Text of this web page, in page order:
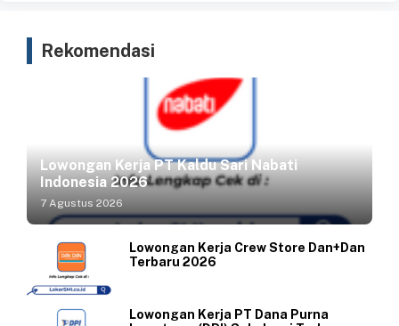
Rekomendasi
Lowongan Kerja PT Kaldu Sari Nabati
Indonesia 2026
7 Agustus 2026
Lowongan Kerja Crew Store Dan+Dan
Terbaru 2026
Lowongan Kerja PT Dana Purna